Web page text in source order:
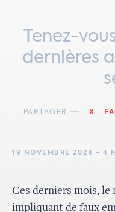
Tenez-
dernières
PARTAGER X
19 NOVEMBRE 2024 - 4
Ces derniers mois, le
impliquant de faux